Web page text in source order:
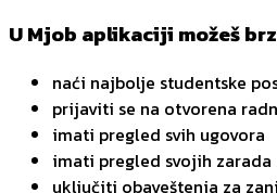
U Mjob aplikaciji možeš
naći najbolje studentske
prijaviti se na otvorena
imati pregled svih ugovora
imati pregled svojih zarada
uključiti obaveštenja za